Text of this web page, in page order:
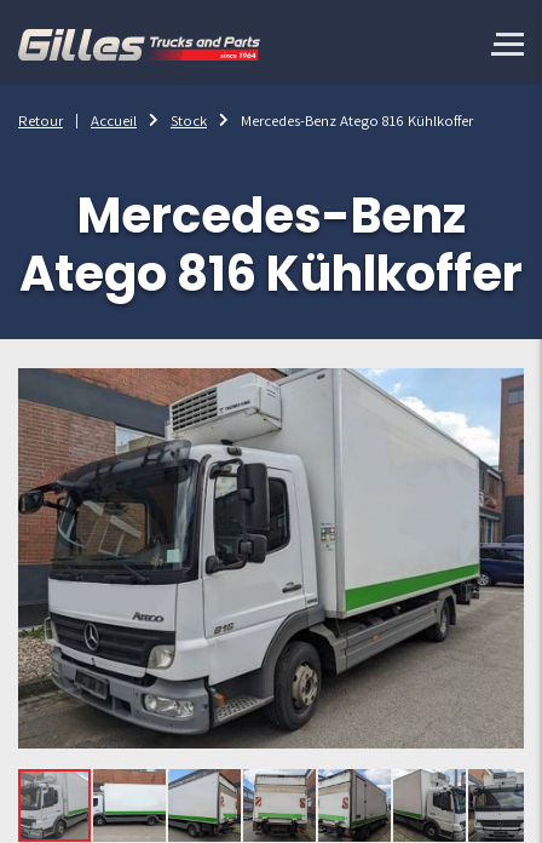
Retour Accueil Stock Mercedes-Benz Atego 816 Kühlkoffer
Mercedes-Benz
Atego 816 Kühlkoffer